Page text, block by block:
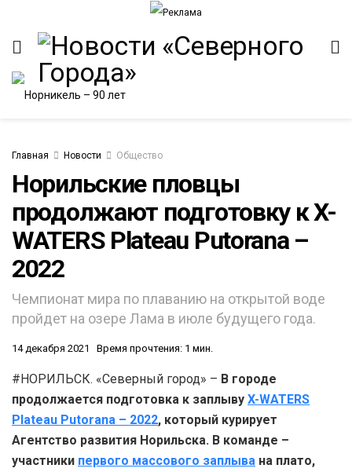
Главная Новости Общество
Норильские пловцы
продолжают подготовку к X-
WATERS Plateau Putorana –
2022
Чемпионат мира по плаванию на открытой воде
пройдет на озере Лама в июле будущего года.
14 декабря 2021 Время прочтения: 1 мин.
#НОРИЛЬСК. «Северный город» – В городе
продолжается подготовка к заплыву X-WATERS
Plateau Putorana – 2022, который курирует
Агентство развития Норильска. В команде –
участники первого массового заплыва на плато,